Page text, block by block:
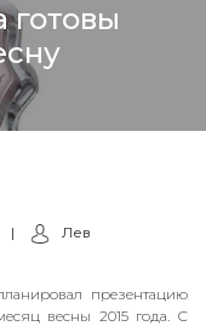
готовы
| Лев
презентацию
весны 2015 года. С